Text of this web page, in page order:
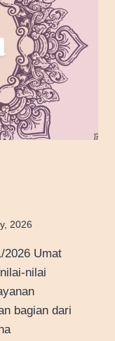
2026
2026 Umat
nilai
bagian dari